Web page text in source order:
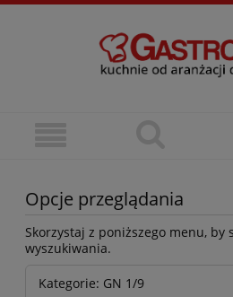
Opcje przeglądania
Skorzystaj z poniższego menu, by
wyszukiwania.
Kategorie: GN 1/9